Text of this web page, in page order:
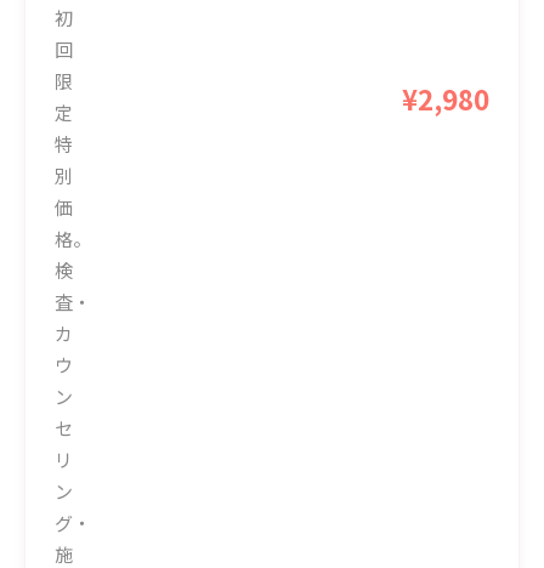
初
回
限
定
特
別
価
格。
検
査・
カ
ウ
ン
セ
リ
ン
グ・
施
¥2,980